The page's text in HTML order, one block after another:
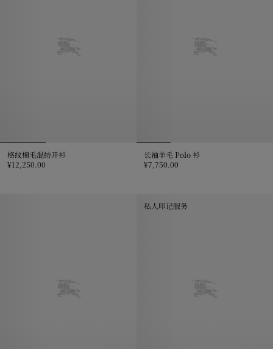
格纹棉毛混纺开衫
¥12,250.00
长袖羊毛 Polo 衫
¥7,750.00
私人印记服务